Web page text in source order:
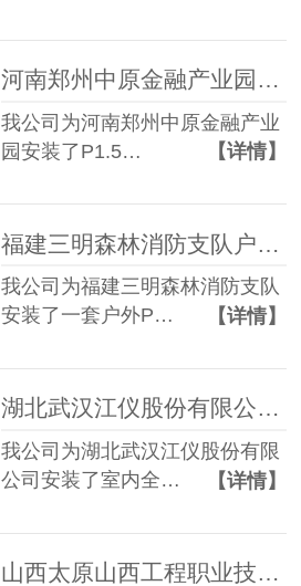
河南郑州中原金融产业园P1.5 LED显示屏+75寸触摸一体机
我公司为河南郑州中原金融产业
园安装了P1.5…
【详情】
福建三明森林消防支队户外P4 LED显示屏
我公司为福建三明森林消防支队
安装了一套户外P…
【详情】
湖北武汉江仪股份有限公司全彩P1.53 LED显示屏
我公司为湖北武汉江仪股份有限
公司安装了室内全…
【详情】
山西太原山西工程职业技术学院P2.5 LED显示屏